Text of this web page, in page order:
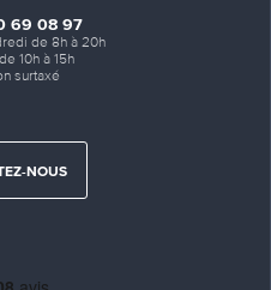
69 08 97
de 8h à 20h
10h à 15h
surtaxé
NOUS